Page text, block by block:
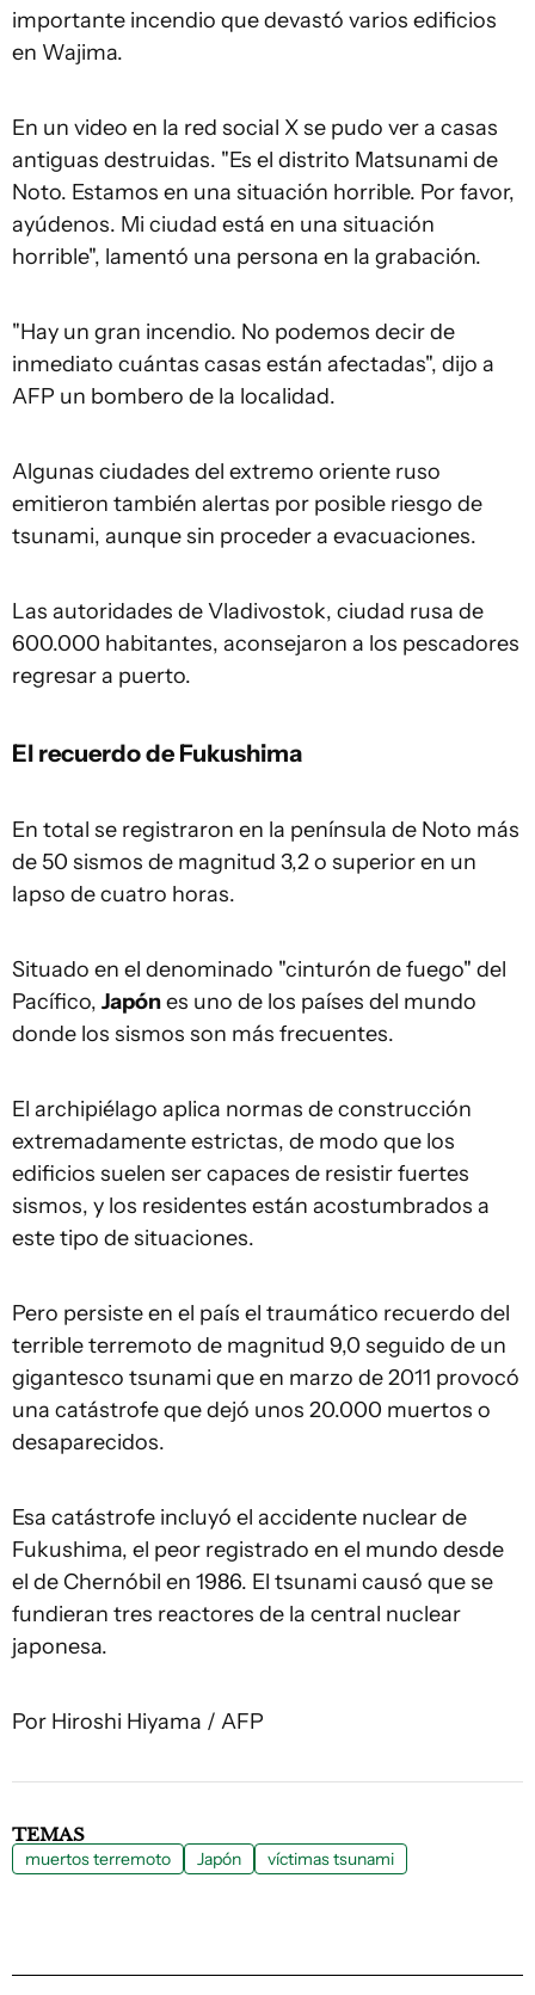
importante incendio que devastó varios edificios
en Wajima.
En un video en la red social X se pudo ver a casas
antiguas destruidas. "Es el distrito Matsunami de
Noto. Estamos en una situación horrible. Por favor,
ayúdenos. Mi ciudad está en una situación
horrible", lamentó una persona en la grabación.
"Hay un gran incendio. No podemos decir de
inmediato cuántas casas están afectadas", dijo a
AFP un bombero de la localidad.
Algunas ciudades del extremo oriente ruso
emitieron también alertas por posible riesgo de
tsunami, aunque sin proceder a evacuaciones.
Las autoridades de Vladivostok, ciudad rusa de
600.000 habitantes, aconsejaron a los pescadores
regresar a puerto.
El recuerdo de Fukushima
En total se registraron en la península de Noto más
de 50 sismos de magnitud 3,2 o superior en un
lapso de cuatro horas.
Situado en el denominado "cinturón de fuego" del
Pacífico, Japónes uno de los países del mundo
donde los sismos son más frecuentes.
El archipiélago aplica normas de construcción
extremadamente estrictas, de modo que los
edificios suelen ser capaces de resistir fuertes
sismos, y los residentes están acostumbrados a
este tipo de situaciones.
Pero persiste en el país el traumático recuerdo del
terrible terremoto de magnitud 9,0 seguido de un
gigantesco tsunami que en marzo de 2011 provocó
una catástrofe que dejó unos 20.000 muertos o
desaparecidos.
Esa catástrofe incluyó el accidente nuclear de
Fukushima, el peor registrado en el mundo desde
el de Chernóbil en 1986. El tsunami causó que se
fundieran tres reactores de la central nuclear
japonesa.
Por Hiroshi Hiyama / AFP
TEMAS
muertos terremoto Japón víctimas tsunami